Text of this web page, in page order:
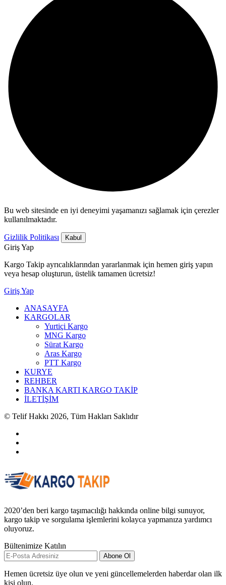
Bu web sitesinde en iyi deneyimi yaşamanızı sağlamak için çerezler
kullanılmaktadır.
Gizlilik Politikası Kabul
Giriş Yap
Kargo Takip ayrıcalıklarından yararlanmak için hemen giriş yapın
veya hesap oluşturun, üstelik tamamen ücretsiz!
Giriş Yap
ANASAYFA
KARGOLAR
Yurtiçi Kargo
MNG Kargo
Sürat Kargo
Aras Kargo
PTT Kargo
KURYE
REHBER
BANKA KARTI KARGO TAKİP
İLETİŞİM
© Telif Hakkı 2026, Tüm Hakları Saklıdır
2020’den beri kargo taşımacılığı hakkında online bilgi sunuyor,
kargo takip ve sorgulama işlemlerini kolayca yapmanıza yardımcı
oluyoruz.
Bültenimize Katılın
Abone Ol
Hemen ücretsiz üye olun ve yeni güncellemelerden haberdar olan ilk
kişi olun.